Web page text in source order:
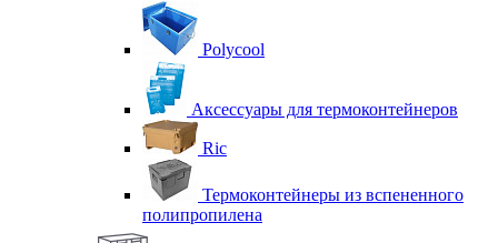
Polycool
Аксессуары для термоконтейнеров
Ric
Термоконтейнеры из вспененного
полипропилена